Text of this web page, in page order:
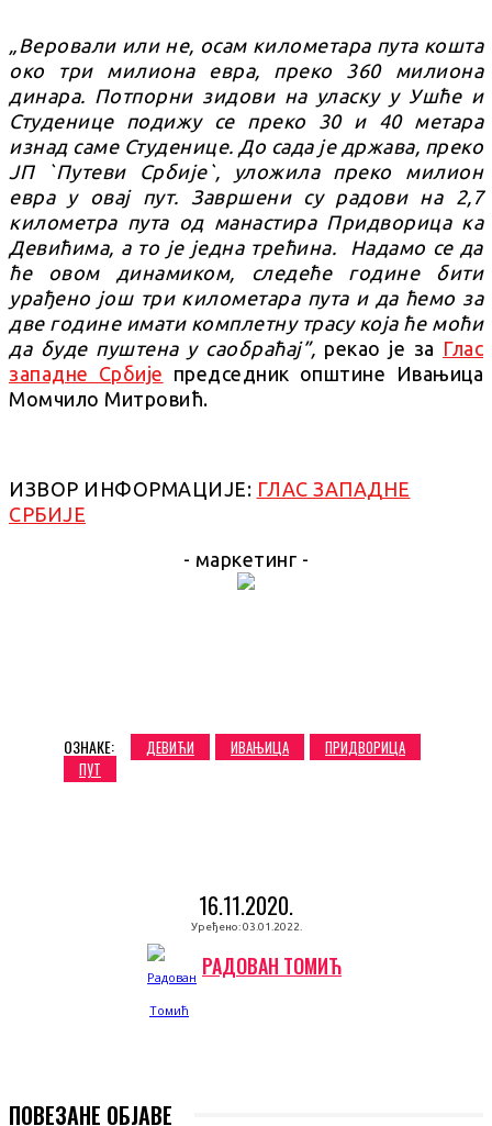
„Веровали или не, осам километара пута кошта
око три милиона евра, преко 360 милиона
динара. Потпорни зидови на уласку у Ушће и
Студенице подижу се преко 30 и 40 метара
изнад саме Студенице. До сада је држава, преко
ЈП `Путеви Србије`, уложила преко милион
евра у овај пут. Завршени су радови на 2,7
километра пута од манастира Придворица ка
Девићима, а то је једна трећина. Надамо се да
ће овом динамиком, следеће године бити
урађено још три километара пута и да ћемо за
две године имати комплетну трасу која ће моћи
да буде пуштена у саобраћај”, рекао је за Глас
западне Србије председник општине Ивањица
Момчило Митровић.
ИЗВОР ИНФОРМАЦИЈЕ: ГЛАС ЗАПАДНЕ
СРБИЈЕ
- маркетинг -
ОЗНАКЕ: ДЕВИЋИ ИВАЊИЦА
ПРИДВОРИЦА
ПУТ
16.11.2020.
Уређено: 03.01.2022.
РАДОВАН ТОМИЋ
ПОВЕЗАНЕ ОБЈАВЕ